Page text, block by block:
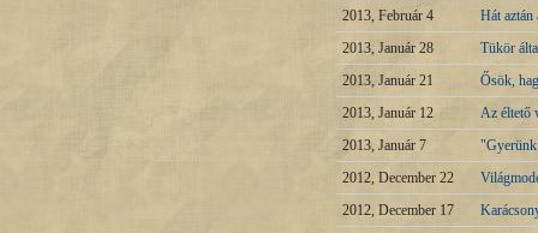
2013, Február 4
Hát aztán
2013, Január 28
Tükör
2013, Január 21
Ősök,
2013, Január 12
Az éltető
2013, Január 7
"Gyerünk
2012, December 22
2012, December 17